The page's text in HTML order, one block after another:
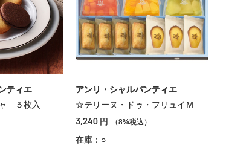
ティエ
５枚入
アンリ・シャルパンティエ
☆テリーヌ・ドゥ・フリュイＭ
3,240 円 （8%税込）
在庫：○